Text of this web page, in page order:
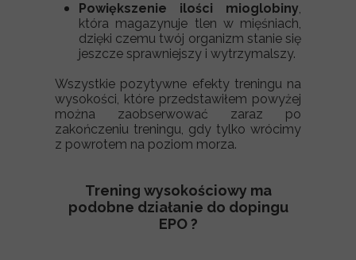
Powiększenie ilości mioglobiny,
która magazynuje tlen w mięśniach,
dzięki czemu twój organizm stanie się
jeszcze sprawniejszy i wytrzymalszy.
Wszystkie pozytywne efekty treningu na
wysokości, które przedstawiłem powyżej
można zaobserwować zaraz po
zakończeniu treningu, gdy tylko wrócimy
z powrotem na poziom morza.
Trening wysokościowy ma
podobne działanie do dopingu
EPO ?